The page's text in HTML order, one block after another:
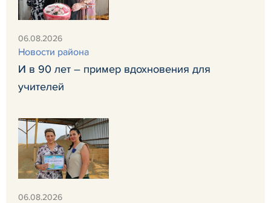
06.08.2026
Новости района
И в 90 лет – пример вдохновения для
учителей
06.08.2026